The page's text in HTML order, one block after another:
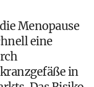
Menopause
eine
in